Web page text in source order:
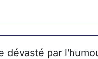
dévasté par